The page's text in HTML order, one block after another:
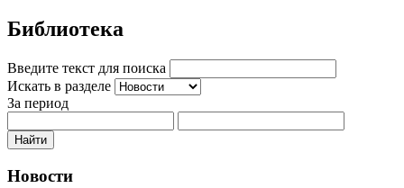
Библиотека
Введите текст для поиска
Искать в разделе
За период
Найти
Новости